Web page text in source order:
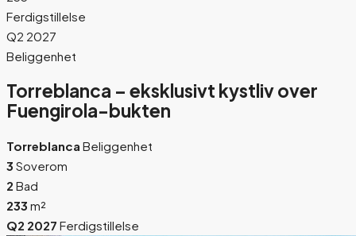
Ferdigstillelse
Q2 2027
Beliggenhet
Torreblanca – eksklusivt kystliv over
Fuengirola-bukten
Torreblanca Beliggenhet
3 Soverom
2 Bad
233 m²
Q2 2027 Ferdigstillelse